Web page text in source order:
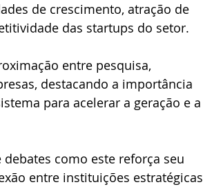
de crescimento, atração de
das startups do setor.
entre pesquisa,
destacando a importância
para acelerar a geração e a
como este reforça seu
entre instituições estratégicas